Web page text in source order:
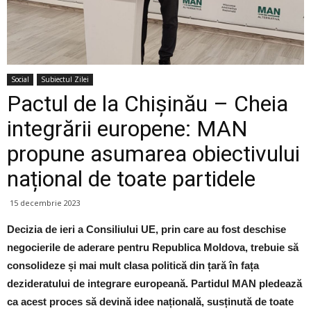
Social Subiectul Zilei
Pactul de la Chișinău – Cheia
integrării europene: MAN
propune asumarea obiectivului
național de toate partidele
15 decembrie 2023
Decizia de ieri a Consiliului UE, prin care au fost deschise
negocierile de aderare pentru Republica Moldova, trebuie să
consolideze și mai mult clasa politică din țară în fața
dezideratului de integrare europeană. Partidul MAN pledează
ca acest proces să devină idee națională, susținută de toate